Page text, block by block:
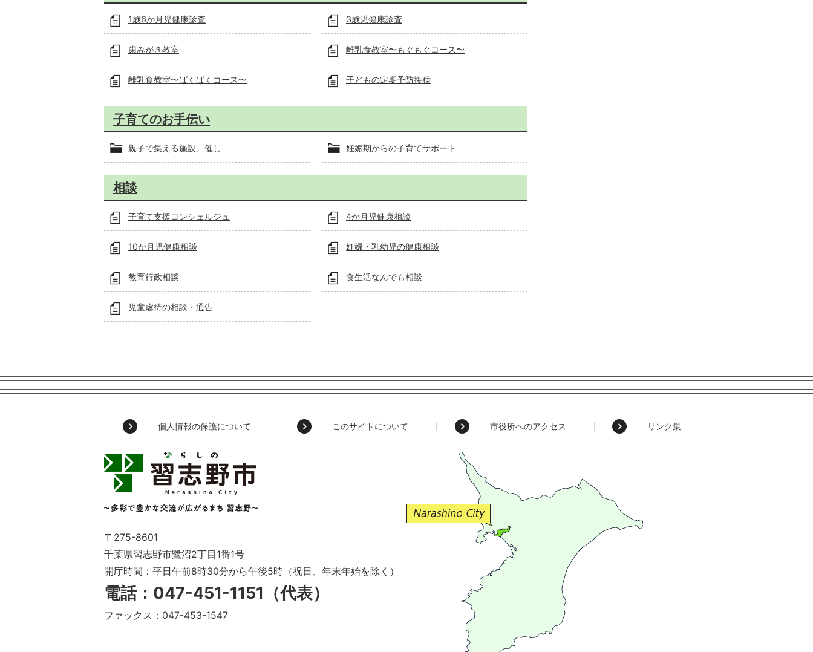
1歳6か月児健康診査 3歳児健康診査
歯みがき教室 離乳食教室〜もぐもぐコース〜
離乳食教室〜ぱくぱくコース〜 子どもの定期予防接種
子育てのお手伝い
親子で集える施設、催し 妊娠期からの子育てサポート
相談
子育て支援コンシェルジュ 4か月児健康相談
10か月児健康相談 妊婦・乳幼児の健康相談
教育行政相談 食生活なんでも相談
児童虐待の相談・通告
個人情報の保護について このサイトについて 市役所へのアクセス リンク集
習
志
Narashino
～
多
彩
で
豊
か
な
交
〒275-8601
千葉県習志野市鷺沼2丁目1番1号
開庁時間：平日午前8時30分から午後5時（祝日、年末年始を除く）
電話：047-451-1151（代表）
ファックス：047-453-1547